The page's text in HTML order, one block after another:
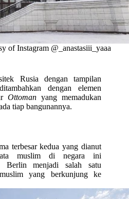
of Instagram @_anastasiii_yaaa
Rusia dengan tampilan
dengan elemen
Ottomanyang memadukan
tiap bangunannya.
terbesar kedua yang dianut
rata muslim di negara ini
Berlin menjadi salah satu
yang berkunjung ke